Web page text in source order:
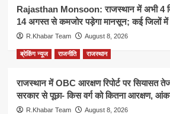
Rajasthan Monsoon: राजस्थान में अभी 4
14 अगस्त से कमजोर पड़ेगा मानसून; कई जिलों में
R.Khabar Team August 8, 2026
ब्रेकिंग न्यूज राजनीति राजस्थान
राजस्थान में OBC आरक्षण रिपोर्ट पर सियासत
सरकार से पूछा- किस वर्ग को कितना आरक्षण,
R.Khabar Team August 8, 2026